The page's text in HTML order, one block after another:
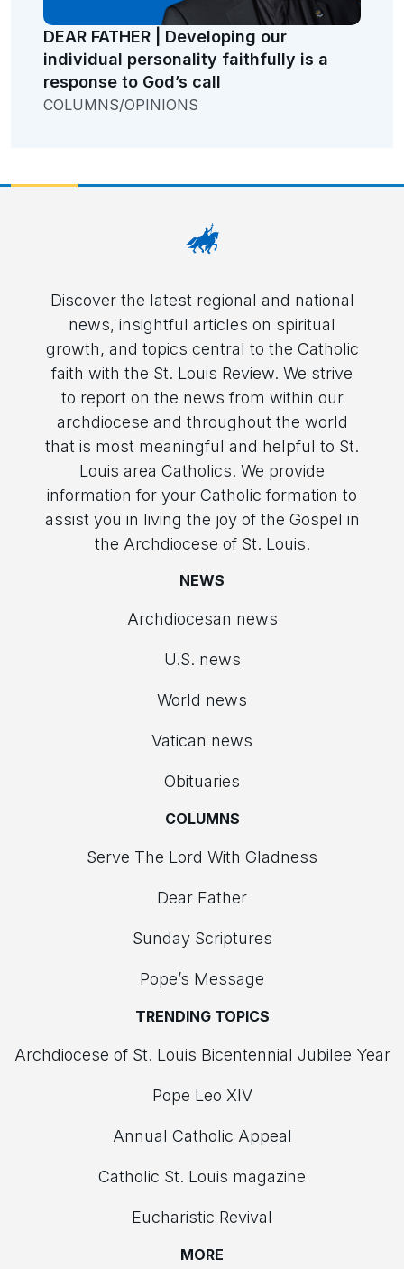
DEAR FATHER | Developing our
individual personality faithfully is a
response to God’s call
COLUMNS/OPINIONS
Discover the latest regional and national
news, insightful articles on spiritual
growth, and topics central to the Catholic
faith with the St. Louis Review. We strive
to report on the news from within our
archdiocese and throughout the world
that is most meaningful and helpful to St.
Louis area Catholics. We provide
information for your Catholic formation to
assist you in living the joy of the Gospel in
the Archdiocese of St. Louis.
NEWS
Archdiocesan news
U.S. news
World news
Vatican news
Obituaries
COLUMNS
Serve The Lord With Gladness
Dear Father
Sunday Scriptures
Pope’s Message
TRENDING TOPICS
Archdiocese of St. Louis Bicentennial Jubilee Year
Pope Leo XIV
Annual Catholic Appeal
Catholic St. Louis magazine
Eucharistic Revival
MORE